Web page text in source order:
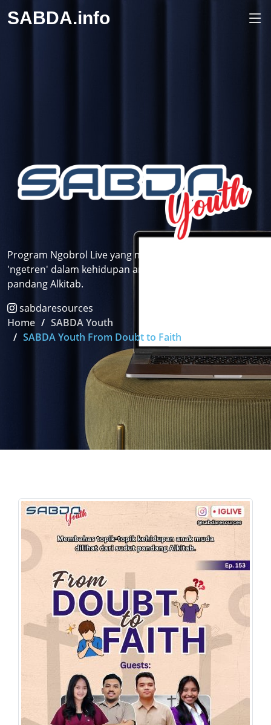
SABDA.info
Program Ngobrol Live yang membahas topik-topik
'ngetren' dalam kehidupan anak muda dilihat dari sudut
pandang Alkitab.
sabdaresources
Home
SABDA Youth
SABDA Youth From Doubt to Faith